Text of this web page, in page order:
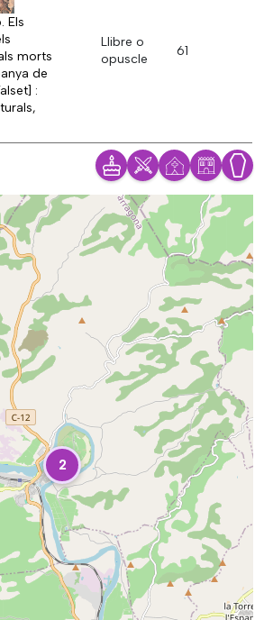
Els
morts
de
:
Llibre o
opuscle
61
2